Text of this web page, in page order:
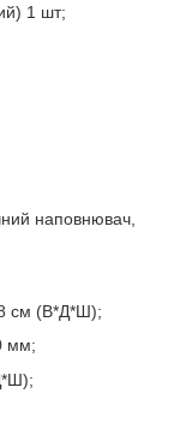
1 шт;
наповнювач,
см (В*Д*Ш);
мм;